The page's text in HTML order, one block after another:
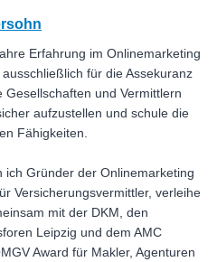
Erfahrung im Onlinemarketing
für die Assekuranz
Gesellschaften und Vermittlern
aufzustellen und schule die
Fähigkeiten.
ich Gründer der Onlinemarketing
Versicherungsvermittler, verleihe
mit der DKM, den
Leipzig und dem AMC
Award für Makler, Agenturen